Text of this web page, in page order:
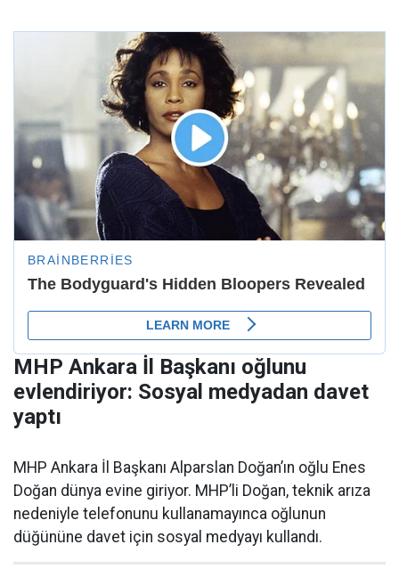
MHP Ankara İl Başkanı oğlunu
evlendiriyor: Sosyal medyadan davet
yaptı
MHP Ankara İl Başkanı Alparslan Doğan’ın oğlu Enes
Doğan dünya evine giriyor. MHP’li Doğan, teknik arıza
nedeniyle telefonunu kullanamayınca oğlunun
düğününe davet için sosyal medyayı kullandı.